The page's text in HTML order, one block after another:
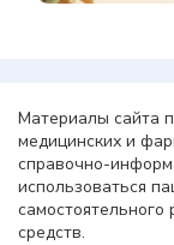
Материалы сайта
медицинских и
справочно-
использоваться
средств.